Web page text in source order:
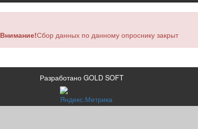
Внимание!Сбор данных по данному опроснику закрыт
Разработано GOLD SOFT